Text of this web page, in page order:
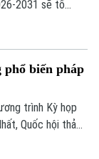
2031 sẽ tổ
phổ biến pháp
trình Kỳ họp
Quốc hội thảo